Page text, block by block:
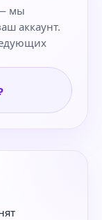
— мы
аккаунт.